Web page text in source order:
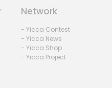
Network
- Yicca Contest
- Yicca News
- Yicca Shop
- Yicca Project